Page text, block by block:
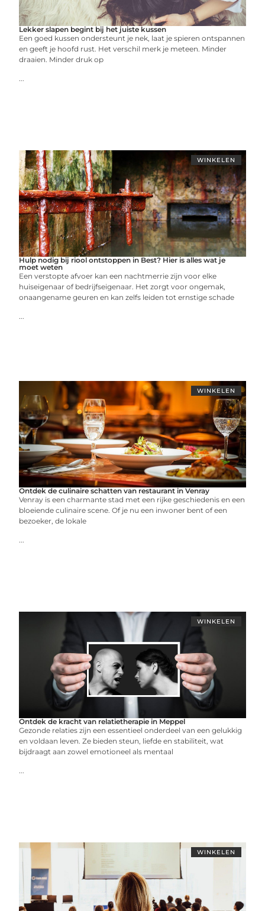
Lekker slapen begint bij het juiste kussen
Een goed kussen ondersteunt je nek, laat je spieren ontspannen
en geeft je hoofd rust. Het verschil merk je meteen. Minder
draaien. Minder druk op
...
WINKELEN
Hulp nodig bij riool ontstoppen in Best? Hier is alles wat je
moet weten
Een verstopte afvoer kan een nachtmerrie zijn voor elke
huiseigenaar of bedrijfseigenaar. Het zorgt voor ongemak,
onaangename geuren en kan zelfs leiden tot ernstige schade
...
WINKELEN
Ontdek de culinaire schatten van restaurant in Venray
Venray is een charmante stad met een rijke geschiedenis en een
bloeiende culinaire scene. Of je nu een inwoner bent of een
bezoeker, de lokale
...
WINKELEN
Ontdek de kracht van relatietherapie in Meppel
Gezonde relaties zijn een essentieel onderdeel van een gelukkig
en voldaan leven. Ze bieden steun, liefde en stabiliteit, wat
bijdraagt aan zowel emotioneel als mentaal
...
WINKELEN